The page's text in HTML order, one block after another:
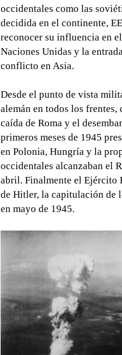
occidentales como las
decidida en el continente,
reconocer su influencia en
Naciones Unidas y la
conflicto en Asia.
Desde el punto de vista
alemán en todos los frentes,
caída de Roma y el
primeros meses de 1945
en Polonia, Hungría y la
occidentales alcanzaban el
abril. Finalmente el
de Hitler, la capitulación de
en mayo de 1945.